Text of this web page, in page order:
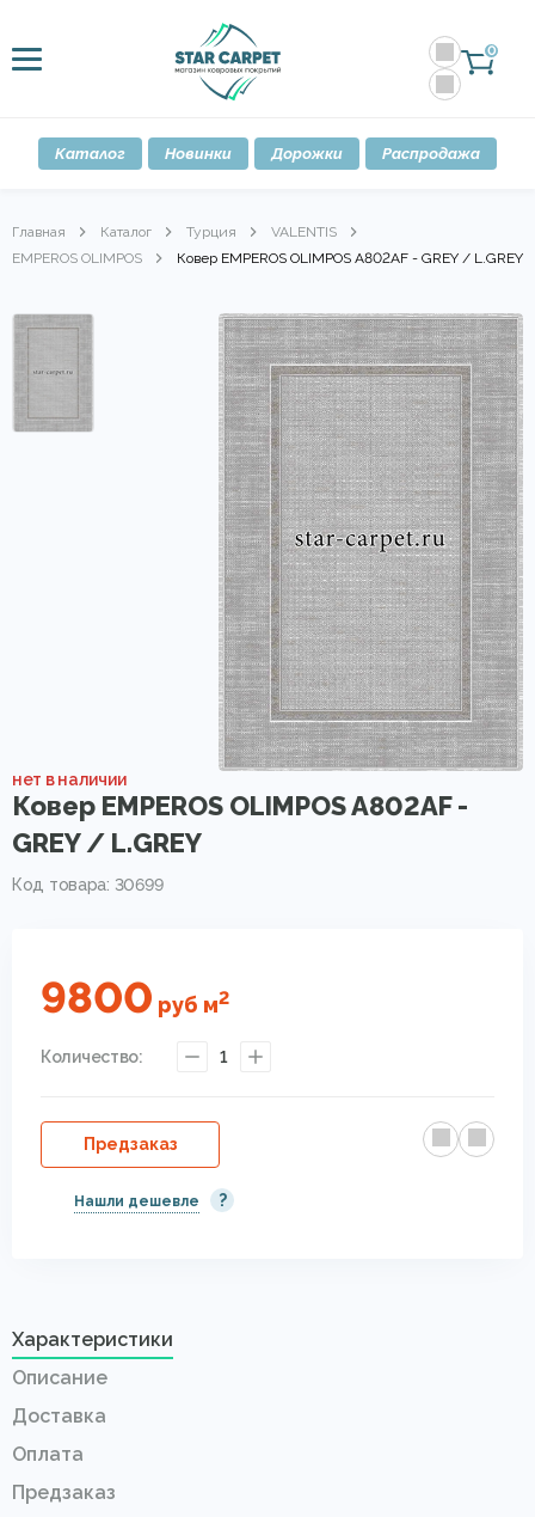
0
Каталог Новинки Дорожки Распродажа
Главная Каталог Турция
VALENTIS
EMPEROS OLIMPOS
Ковер EMPEROS OLIMPOS A802AF - GREY / L.GREY
нет в наличии
Ковер EMPEROS OLIMPOS A802AF -
GREY / L.GREY
Код товара: 30699
9800 руб м2
Количество: 1
Предзаказ
Нашли дешевле ?
Характеристики
Описание
Доставка
Оплата
Предзаказ